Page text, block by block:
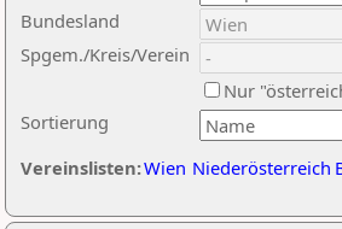
Sortierung
Bundesland
Spgem./Kreis/Verein
Nur
Vereinslisten:Wien Niederösterreich